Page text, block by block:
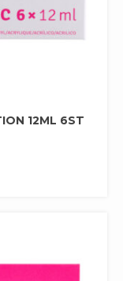
12ML 6ST